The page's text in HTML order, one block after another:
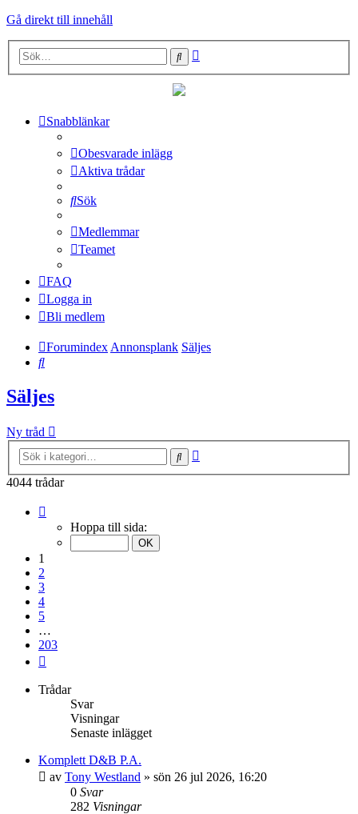
Gå direkt till innehåll
Sök
Snabblänkar
Obesvarade inlägg
Aktiva trådar
Sök
Medlemmar
Teamet
FAQ
Logga in
Bli medlem
Forumindex Annonsplank Säljes
Sök
Säljes
Ny tråd
Sök
4044 trådar
Hoppa till sida:
1
2
3
4
5
…
203
Trådar
Svar
Visningar
Senaste inlägget
Komplett D&B P.A.
av Tony Westland » sön 26 jul 2026, 16:20
0 Svar
282 Visningar